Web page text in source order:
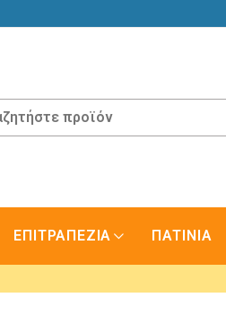
ΕΠΙΤΡΑΠΕΖΙΑ ΠΑΤΙΝΙΑ